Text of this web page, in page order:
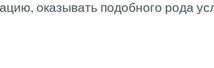
оказывать подобного рода